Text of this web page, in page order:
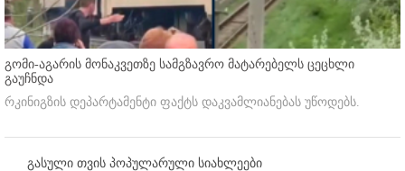
გომი-აგარის მონაკვეთზე სამგზავრო მატარებელს ცეცხლი
გაუჩნდა
რკინიგზის დეპარტამენტი ფაქტს დაკვამლიანებას უწოდებს.
გასული თვის პოპულარული სიახლეები